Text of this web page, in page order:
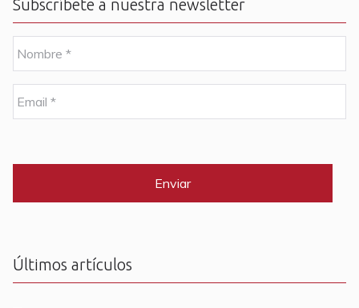
Subscríbete a nuestra newsletter
o
m
e
m
a
C
Últimos artículos